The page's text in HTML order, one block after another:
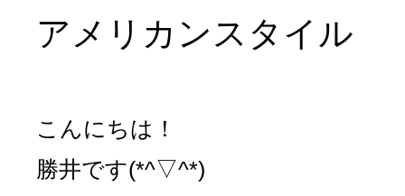
アメリカンスタイル
こんにちは！
勝井です(*^▽^*)